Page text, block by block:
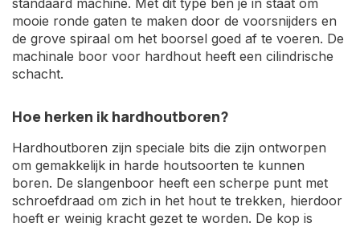
standaard machine. Met dit type ben je in staat om
mooie ronde gaten te maken door de voorsnijders en
de grove spiraal om het boorsel goed af te voeren. De
machinale boor voor hardhout heeft een cilindrische
schacht.
Hoe herken ik hardhoutboren?
Hardhoutboren zijn speciale bits die zijn ontworpen
om gemakkelijk in harde houtsoorten te kunnen
boren. De slangenboor heeft een scherpe punt met
schroefdraad om zich in het hout te trekken, hierdoor
hoeft er weinig kracht gezet te worden. De kop is